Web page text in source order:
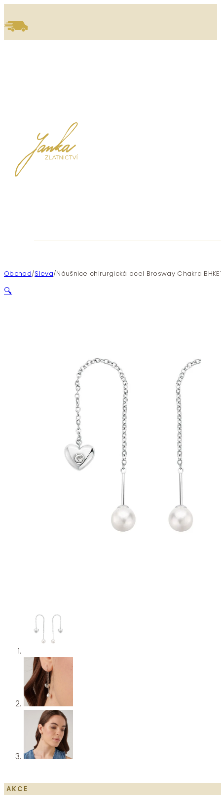
Obchod/Sleva/Náušnice chirurgická ocel Brosway Chakra
🔍
AKCE